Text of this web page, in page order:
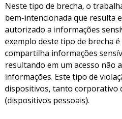
Neste tipo de brecha, o
bem-intencionada que resulta
autorizado a informações
exemplo deste tipo de brecha
compartilha informações
resultando em um acesso não
informações. Este tipo de
dispositivos, tanto corporativo
(dispositivos pessoais).